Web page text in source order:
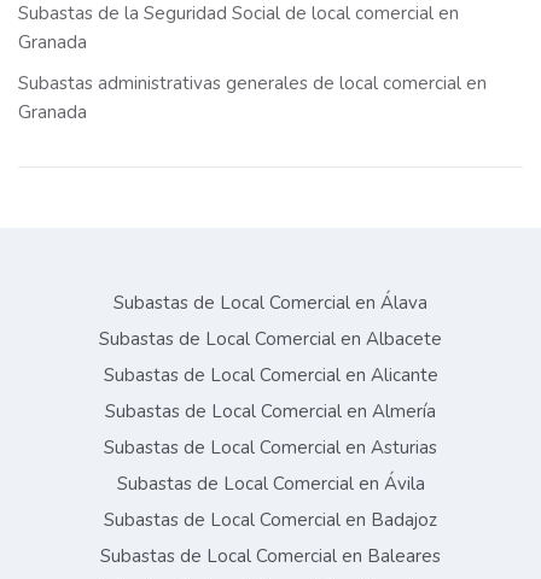
Subastas de la Seguridad Social de local comercial en
Granada
Subastas administrativas generales de local comercial en
Granada
Subastas de Local Comercial en Álava
Subastas de Local Comercial en Albacete
Subastas de Local Comercial en Alicante
Subastas de Local Comercial en Almería
Subastas de Local Comercial en Asturias
Subastas de Local Comercial en Ávila
Subastas de Local Comercial en Badajoz
Subastas de Local Comercial en Baleares